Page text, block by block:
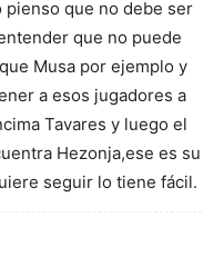
pienso que no debe ser
que no puede
Musa por ejemplo y
a esos jugadores a
Tavares y luego el
Hezonja,ese es su
seguir lo tiene fácil.